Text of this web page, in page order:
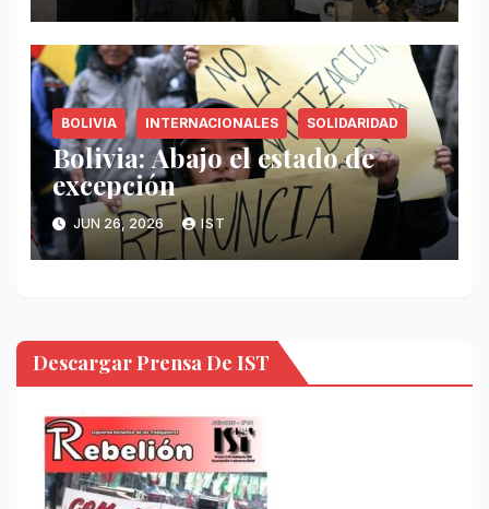
BOLIVIA INTERNACIONALES SOLIDARIDAD
Bolivia: Abajo el estado de
excepción
JUN 26, 2026 IST
Descargar Prensa De IST